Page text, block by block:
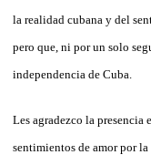
la realidad cubana y del
pero que, ni por un solo
independencia de Cuba.
Les agradezco la presencia
sentimientos de amor por la